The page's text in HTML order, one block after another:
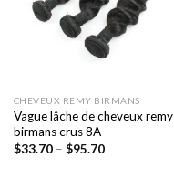
CHEVEUX REMY BIRMANS
Vague lâche de cheveux remy
birmans crus 8A
$33.70– $95.70